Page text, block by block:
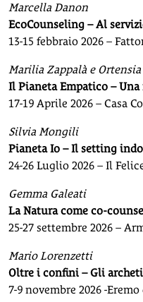
Marcella Danon
EcoCounseling – Al
13-15 febbraio 2026 –
Marilia Zappalà e
Il Pianeta Empatico –
17-19 Aprile 2026 – Casa
Silvia Mongili
Pianeta Io – Il setting
24-26 Luglio 2026 – Il
Gemma Galeati
La Natura come co-
25-27 settembre 2026 –
Mario Lorenzetti
Oltre i confini – Gli
7-9 novembre 2026 -